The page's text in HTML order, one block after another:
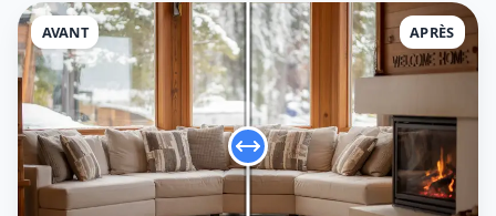
AVANT APRÈS